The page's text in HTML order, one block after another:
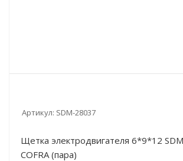
Артикул: SDM-28037
Щетка электродвигателя 6*9*12
COFRA (пара)